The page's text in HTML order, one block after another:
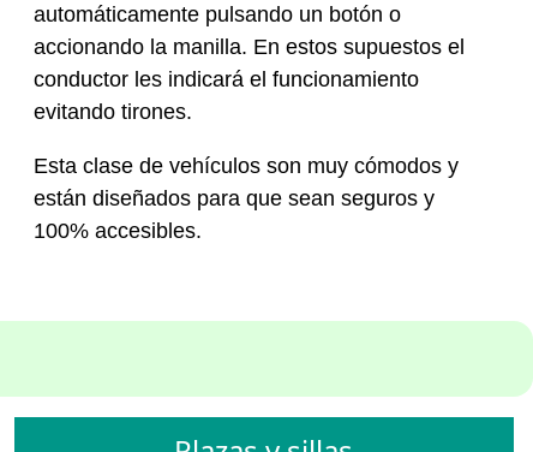
automáticamente pulsando un botón o
accionando la manilla. En estos supuestos el
conductor les indicará el funcionamiento
evitando tirones.
Esta clase de vehículos son muy cómodos y
están diseñados para que sean seguros y
100% accesibles.